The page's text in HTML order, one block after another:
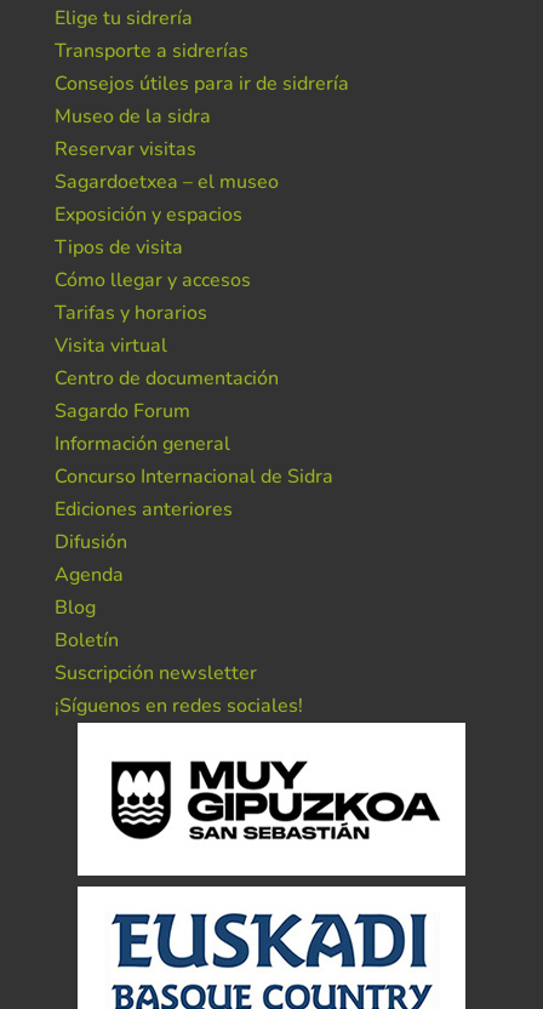
Elige tu sidrería
Transporte a sidrerías
Consejos útiles para ir de sidrería
Museo de la sidra
Reservar visitas
Sagardoetxea – el museo
Exposición y espacios
Tipos de visita
Cómo llegar y accesos
Tarifas y horarios
Visita virtual
Centro de documentación
Sagardo Forum
Información general
Concurso Internacional de Sidra
Ediciones anteriores
Difusión
Agenda
Blog
Boletín
Suscripción newsletter
¡Síguenos en redes sociales!